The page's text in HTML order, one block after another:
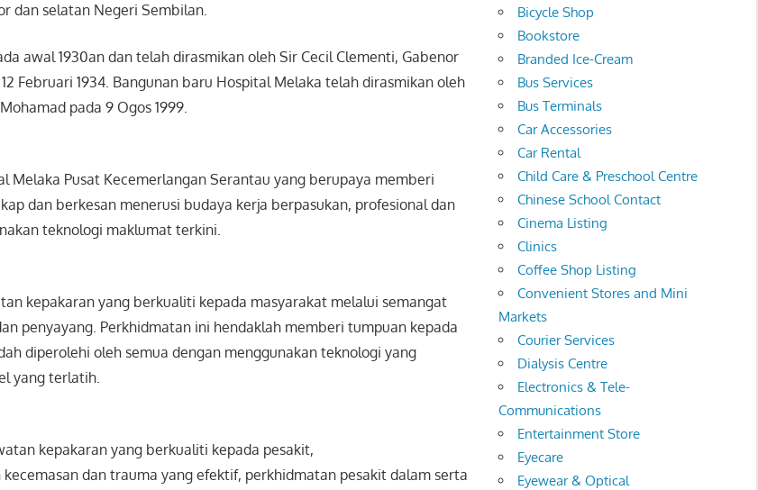
dan selatan Negeri Sembilan.
awal 1930an dan telah dirasmikan oleh Sir Cecil Clementi, Gabenor
Februari 1934. Bangunan baru Hospital Melaka telah dirasmikan oleh
pada 9 Ogos 1999.
Melaka Pusat Kecemerlangan Serantau yang berupaya memberi
dan berkesan menerusi budaya kerja berpasukan, profesional dan
teknologi maklumat terkini.
kepakaran yang berkualiti kepada masyarakat melalui semangat
penyayang. Perkhidmatan ini hendaklah memberi tumpuan kepada
diperolehi oleh semua dengan menggunakan teknologi yang
yang terlatih.
kepakaran yang berkualiti kepada pesakit,
dan trauma yang efektif, perkhidmatan pesakit dalam serta
Bicycle Shop
Bookstore
Branded Ice-Cream
Bus Services
Bus Terminals
Car Accessories
Car Rental
Child Care & Preschool Centre
Chinese School Contact
Cinema Listing
Clinics
Coffee Shop Listing
Convenient Stores and Mini
Markets
Courier Services
Dialysis Centre
Electronics & Tele-
Communications
Entertainment Store
Eyecare
Eyewear & Optical